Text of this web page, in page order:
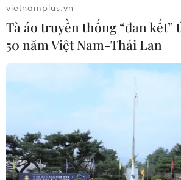
vietnamplus.vn
Tà áo truyền thống “đan kết”
50 năm Việt Nam-Thái Lan